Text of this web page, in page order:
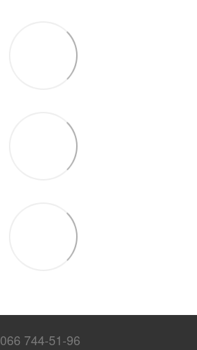
066 744-51-96